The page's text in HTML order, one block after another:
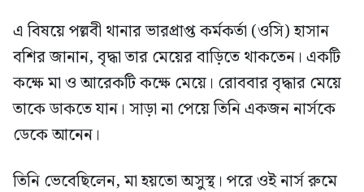
এ বিষয়ে পল্লবী থানার ভারপ্রাপ্ত কর্মকর্তা (ওসি) হাসান
বশির জানান, বৃদ্ধা তার মেয়ের বাড়িতে থাকতেন। একটি
কক্ষে মা ও আরেকটি কক্ষে মেয়ে। রোববার বৃদ্ধার মেয়ে
তাকে ডাকতে যান। সাড়া না পেয়ে তিনি একজন নার্সকে
ডেকে আনেন।
তিনি ভেবেছিলেন, মা হয়তো অসুস্থ। পরে ওই নার্স রুমে